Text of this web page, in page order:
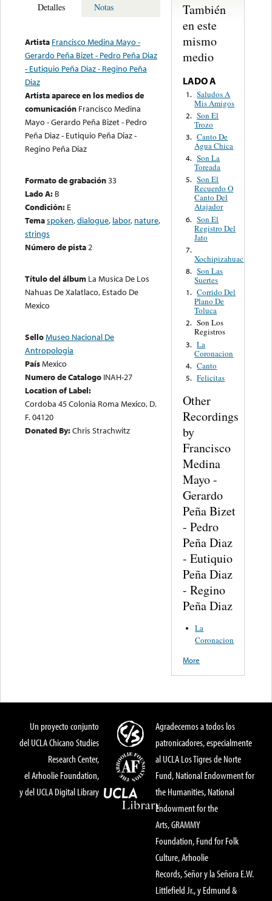
Detalles Notas
Artista Francisco Medina Mayo -
Gerardo Peña Bizet - Pedro Peña Diaz
- Eutiquio Peña Diaz - Regino Peña
Diaz
Artista aparece en los medios de
comunicación Francisco Medina
Mayo - Gerardo Peña Bizet - Pedro
Peña Diaz - Eutiquio Peña Diaz -
Regino Peña Diaz
Formato de grabación33
Lado A: B
Condición: E
Temaspoken,dialogue, labor, nature,
strings
Número de pista2
Título del álbum La Musica De Los
Nahuas De Xalatlaco, Estado De
Mexico
SelloMuseo Nacional De
Antropologia
PaísMexico
Numero de Catalogo INAH-27
Location of Label:
Cordoba 45 Colonia Roma Mexico, D.
F. 04120
Donated By:Chris Strachwitz
También
en este
mismo
medio
LADO A
1. Saludos A
Mis Amigos
2. Son El
Trozo
3. Canto De
Agua Chica
4. Son La
Toreada
5. Son El
Recuerdo O
Canto Del
Atajador
6. Son El
Registro Del
Jato
7.
Xochipizahuac
8. Son Las
Suertes
1. Corrido Del
Plano De
Toluca
2. Son Los
Registros
3. La
Coronacion
4. Canto
5. Felicitas
Other
Recordings
by
Francisco
Medina
Mayo -
Gerardo
Peña Bizet
- Pedro
Peña Diaz
- Eutiquio
Peña Diaz
- Regino
Peña Diaz
La
Coronacion
More
Un proyecto conjunto
del UCLA Chicano Studies
Research Center,
el Arhoolie Foundation,
y del UCLA Digital Library
Agradecemos a todos los
patronicadores, especialmente
al UCLA Los Tigres de Norte
Fund, National Endowment for
the Humanities, National
Endowment for the
Arts, GRAMMY
Foundation, Fund for Folk
Culture, Arhoolie
Records, Señor y la Señora E.W.
Littlefield Jr., y Edmund &